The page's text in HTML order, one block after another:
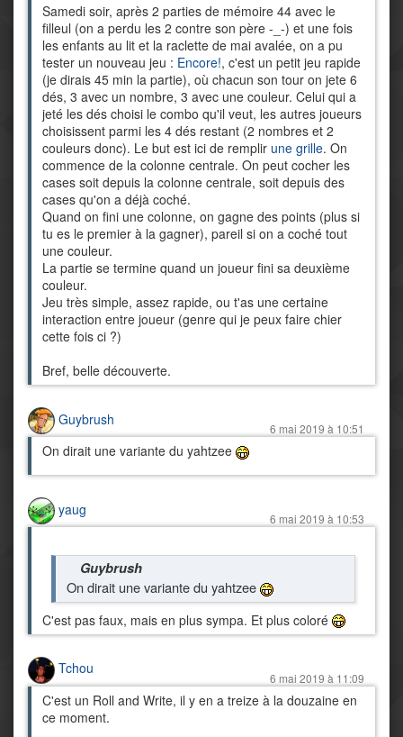
Samedi soir, après 2 parties de mémoire 44 avec le
filleul (on a perdu les 2 contre son père -_-) et une fois
les enfants au lit et la raclette de mai avalée, on a pu
tester un nouveau jeu : Encore!, c'est un petit jeu rapide
(je dirais 45 min la partie), où chacun son tour on jete 6
dés, 3 avec un nombre, 3 avec une couleur. Celui qui a
jeté les dés choisi le combo qu'il veut, les autres joueurs
choisissent parmi les 4 dés restant (2 nombres et 2
couleurs donc). Le but est ici de remplir une grille. On
commence de la colonne centrale. On peut cocher les
cases soit depuis la colonne centrale, soit depuis des
cases qu'on a déjà coché.
Quand on fini une colonne, on gagne des points (plus si
tu es le premier à la gagner), pareil si on a coché tout
une couleur.
La partie se termine quand un joueur fini sa deuxième
couleur.
Jeu très simple, assez rapide, ou t'as une certaine
interaction entre joueur (genre qui je peux faire chier
cette fois ci ?)
Bref, belle découverte.
Guybrush
6 mai 2019 à 10:51
On dirait une variante du yahtzee
yaug
6 mai 2019 à 10:53
Guybrush
On dirait une variante du yahtzee
C'est pas faux, mais en plus sympa. Et plus coloré
Tchou
6 mai 2019 à 11:09
C'est un Roll and Write, il y en a treize à la douzaine en
ce moment.